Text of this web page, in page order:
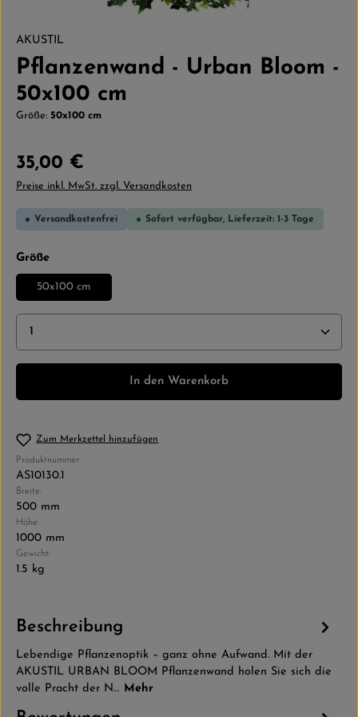
AKUSTIL
Pflanzenwand - Urban Bloom -
50x100 cm
Größe: 50x100 cm
Regulärer Preis:
35,00 €
Preise inkl. MwSt. zzgl. Versandkosten
Versandkostenfrei Sofort verfügbar, Lieferzeit: 1-3 Tage
Größeauswählen
50x100 cm
Produkt Anzahl: Gib den gewünschten Wert ein
In den Warenkorb
Zum Merkzettel hinzufügen
Produktnummer:
AS10130.1
Breite:
500 mm
Höhe:
1000 mm
Gewicht:
1.5 kg
Beschreibung
Lebendige Pflanzenoptik – ganz ohne Aufwand. Mit der
AKUSTIL URBAN BLOOM Pflanzenwand holen Sie sich die
volle Pracht der N… Mehr